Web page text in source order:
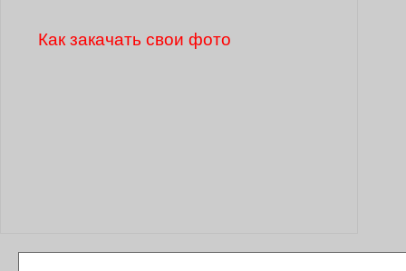
Как закачать свои фото